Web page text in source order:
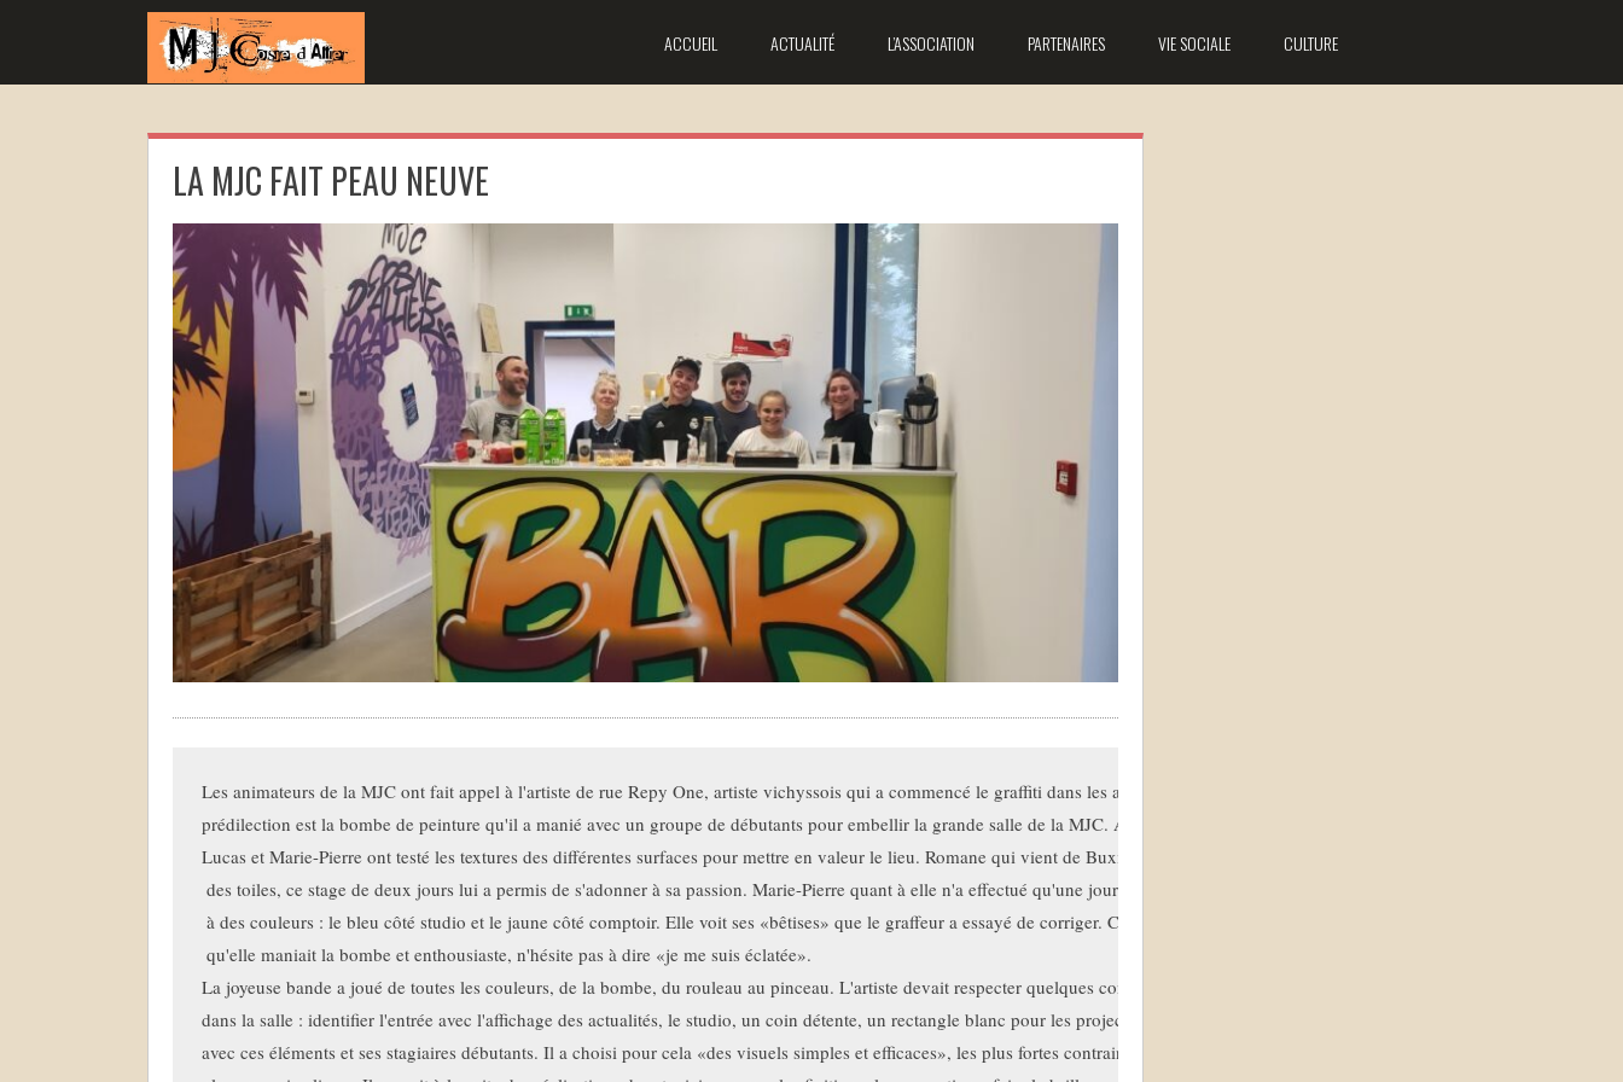
ACCUEIL ACTUALITÉ L’ASSOCIATION PARTENAIRES VIE SOCIALE CULTURE
LA MJC FAIT PEAU NEUVE
Les animateurs de la MJC ont fait appel à l'artiste de rue Repy One, artiste vichyssois qui a commencé le graffiti dans les années 2000. Son outil de
prédilection est la bombe de peinture qu'il a manié avec un groupe de débutants pour embellir la grande salle de la MJC. Ainsi, Romane, 12 ans, Kévin,
Lucas et Marie-Pierre ont testé les textures des différentes surfaces pour mettre en valeur le lieu. Romane qui vient de Buxières aime la peinture et fait
des toiles, ce stage de deux jours lui a permis de s'adonner à sa passion. Marie-Pierre quant à elle n'a effectué qu'une journée et s'est consacrée
à des couleurs : le bleu côté studio et le jaune côté comptoir. Elle voit ses «bêtises» que le graffeur a essayé de corriger. C'était la première fois
qu'elle maniait la bombe et enthousiaste, n'hésite pas à dire «je me suis éclatée».
La joyeuse bande a joué de toutes les couleurs, de la bombe, du rouleau au pinceau. L'artiste devait respecter quelques contraintes liés aux espaces à créer
dans la salle : identifier l'entrée avec l'affichage des actualités, le studio, un coin détente, un rectangle blanc pour les projections. Il a composé
avec ces éléments et ses stagiaires débutants. Il a choisi pour cela «des visuels simples et efficaces», les plus fortes contraintes venant des supports